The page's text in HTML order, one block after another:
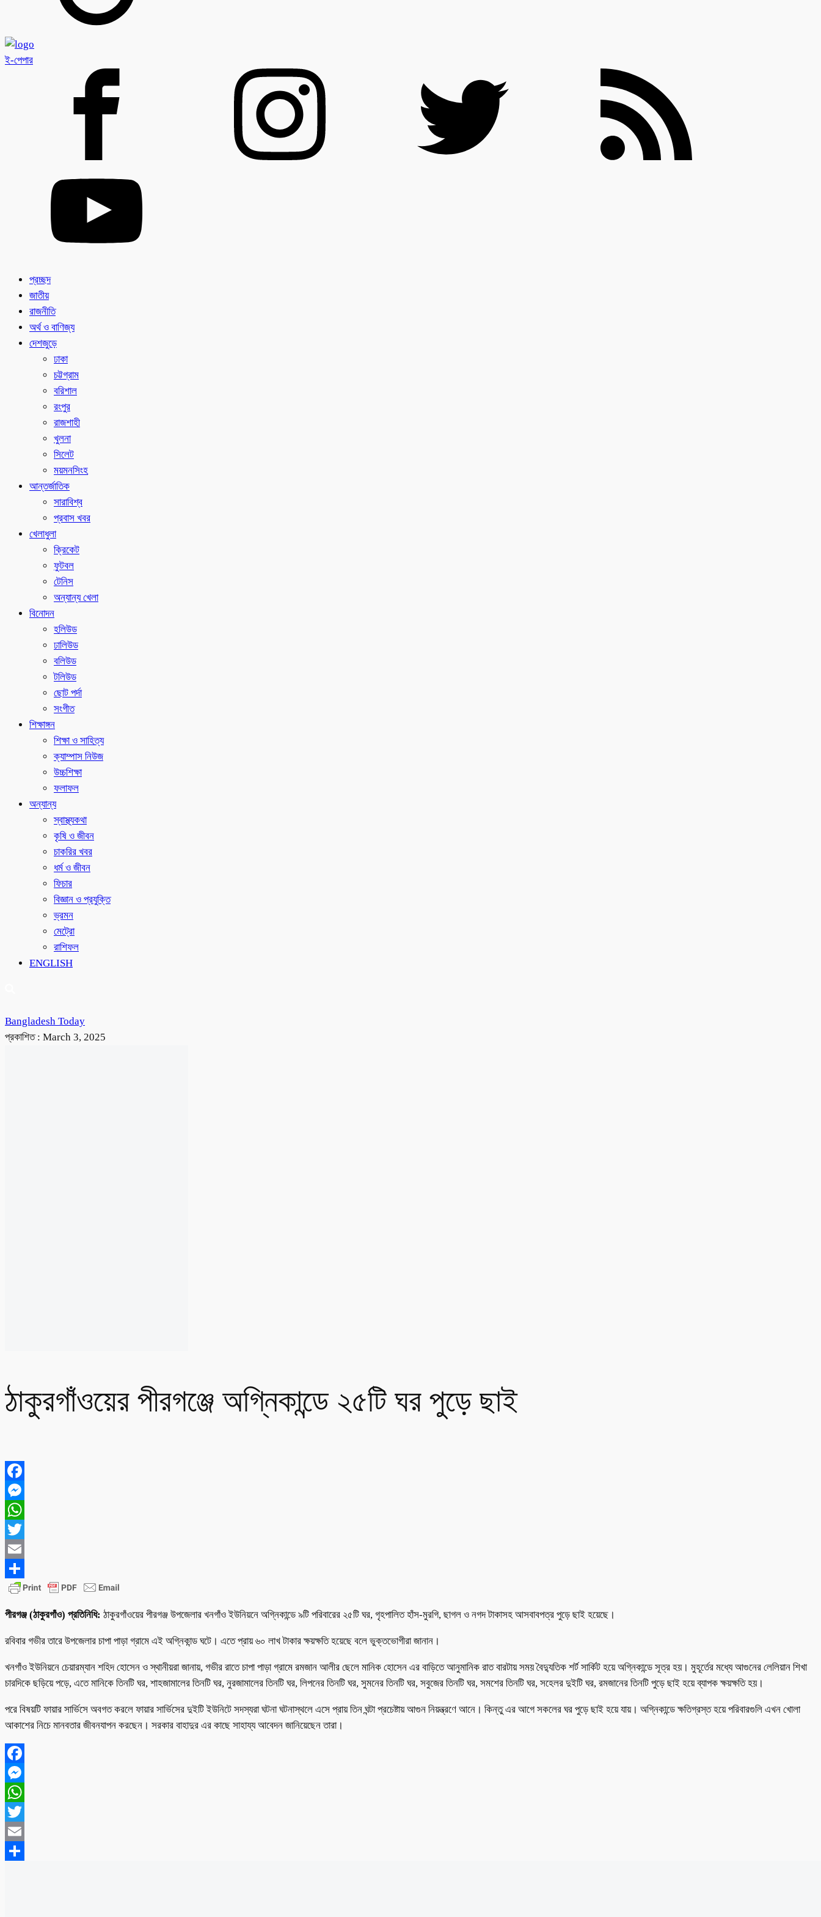
ই-পেপার
প্রচ্ছদ
জাতীয়
রাজনীতি
অর্থ ও বাণিজ্য
দেশজুড়ে
ঢাকা
চট্টগ্রাম
বরিশাল
রংপুর
রাজশাহী
খুলনা
সিলেট
ময়মনসিংহ
আন্তর্জাতিক
সারাবিশ্ব
প্রবাস খবর
খেলাধুলা
ক্রিকেট
ফুটবল
টেনিস
অন্যান্য খেলা
বিনোদন
হলিউড
ঢালিউড
বলিউড
টলিউড
ছোট পর্দা
সংগীত
শিক্ষাঙ্গন
শিক্ষা ও সাহিত্য
ক্যাম্পাস নিউজ
উচ্চশিক্ষা
ফলাফল
অন্যান্য
স্বাস্থ্যকথা
কৃষি ও জীবন
চাকরির খবর
ধর্ম ও জীবন
ফিচার
বিজ্ঞান ও প্রযুক্তি
ভ্রমন
মেট্রো
রাশিফল
ENGLISH
Bangladesh Today
প্রকাশিত : March 3, 2025
ঠাকুরগাঁওয়ের পীরগঞ্জে অগ্নিকান্ডে ২৫টি ঘর পুড়ে ছাই
Facebook
Messenger
WhatsApp
Twitter
Email
Share
পীরগঞ্জ (ঠাকুরগাঁও) প্রতিনিধি: ঠাকুরগাঁওয়ের পীরগঞ্জ উপজেলার খনগাঁও ইউনিয়নে অগ্নিকান্ডে ৯টি পরিবারের ২৫টি ঘর, গৃহপালিত হাঁস-মুরগি, ছাগল ও নগদ টাকাসহ আসবাবপত্র পুড়ে ছাই হয়েছে।
রবিবার গভীর তারে উপজেলার চাপা পাড়া গ্রামে এই অগ্নিকান্ড ঘটে। এতে প্রায় ৬০ লাখ টাকার ক্ষয়ক্ষতি হয়েছে বলে ভুক্তভোগীরা জানান।
খনগাঁও ইউনিয়নে চেয়ারম্যান শহিদ হোসেন ও স্থানীয়রা জানায়, গভীর রাতে চাপা পাড়া গ্রামে রমজান আলীর ছেলে মানিক হোসেন এর বাড়িতে আনুমানিক রাত বারটায় সময় বৈদ্যুতিক শর্ট সার্কিট হয়ে অগ্নিকান্ডে সূত্র হয়। মুহূর্তের মধ্যে আগুনের লেলিয়ান শিখা
চারদিকে ছড়িয়ে পড়ে, এতে মানিকে তিনটি ঘর, শাহজামালের তিনটি ঘর, নুরজামালের তিনটি ঘর, লিপনের তিনটি ঘর, সুমনের তিনটি ঘর, সবুজের তিনটি ঘর, সমশের তিনটি ঘর, সহেলর দুইটি ঘর, রমজানের তিনটি পুড়ে ছাই হয়ে ব্যাপক ক্ষয়ক্ষতি হয়।
পরে বিষয়টি ফায়ার সার্ভিসে অবগত করলে ফায়ার সার্ভিসের দুইটি ইউনিটে সদস্যরা ঘটনা ঘটনাস্থলে এসে প্রায় তিন ঘন্টা প্রচেষ্টায় আগুন নিয়ন্ত্রণে আনে। কিন্তু এর আগে সকলের ঘর পুড়ে ছাই হয়ে যায়। অগ্নিকান্ডে ক্ষতিগ্রস্ত হয়ে পরিবারগুলি এখন খোলা
আকাশের নিচে মানবতার জীবনযাপন করছেন। সরকার বাহাদুর এর কাছে সাহায্য আবেদন জানিয়েছেন তারা।
Facebook
Messenger
WhatsApp
Twitter
Email